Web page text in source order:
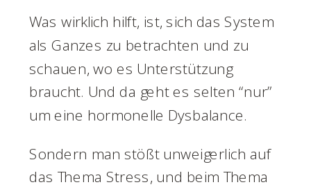
Was wirklich hilft, ist, sich das System
als Ganzes zu betrachten und zu
schauen, wo es Unterstützung
braucht. Und da geht es selten “nur”
um eine hormonelle Dysbalance.
Sondern man stößt unweigerlich auf
das Thema Stress, und beim Thema